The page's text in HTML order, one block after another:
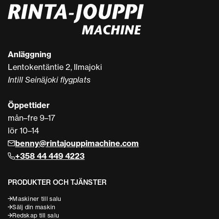
Anläggning
Lentokentäntie 2, Ilmajoki
Intill Seinäjoki flygplats
Öppettider
mån–fre 9–17
lör 10–14
benny@rintajouppimachine.com
+358 44 449 4223
PRODUKTER OCH TJÄNSTER
Maskiner till salu
Sälj din maskin
Redskap till salu